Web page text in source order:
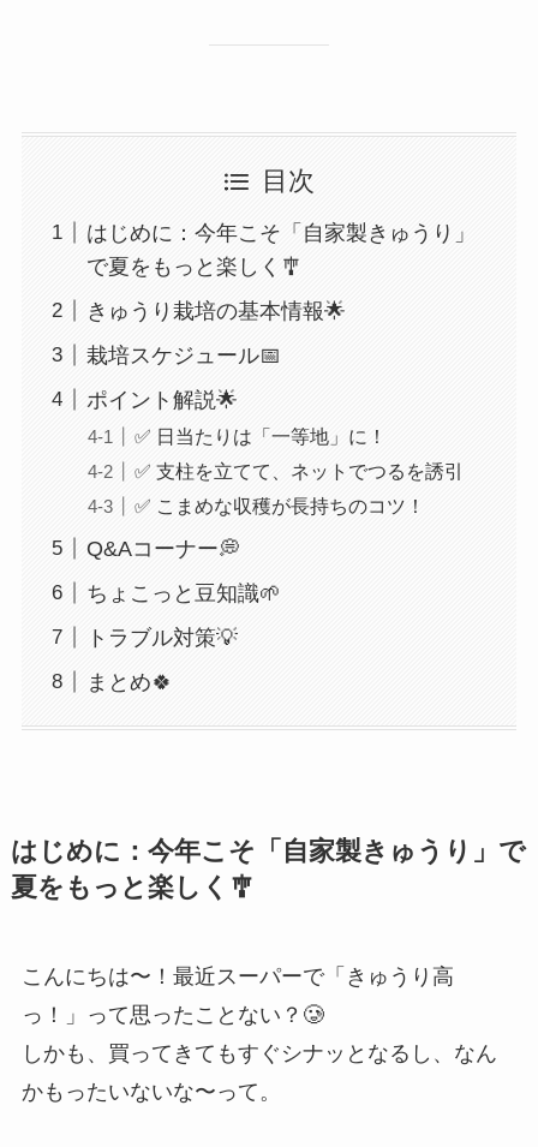
目次
はじめに：今年こそ「自家製きゅうり」
で夏をもっと楽しく🎐
きゅうり栽培の基本情報🌟
栽培スケジュール📅
ポイント解説🌟
✅ 日当たりは「一等地」に！
✅ 支柱を立てて、ネットでつるを誘引
✅ こまめな収穫が長持ちのコツ！
Q&Aコーナー💭
ちょこっと豆知識🌱
トラブル対策💡
まとめ🍀
はじめに：今年こそ「自家製きゅうり」で
夏をもっと楽しく🎐
こんにちは〜！最近スーパーで「きゅうり高
っ！」って思ったことない？🥲
しかも、買ってきてもすぐシナッとなるし、なん
かもったいないな〜って。